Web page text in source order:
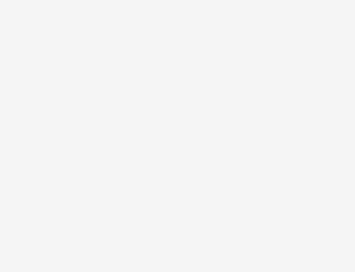
якісних аксесуарів.
— і ваша цигарка або сигара запалена.